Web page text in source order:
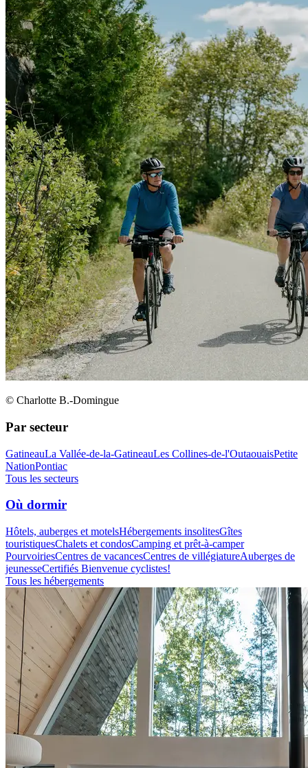
© Charlotte B.-Domingue
Par secteur
GatineauLa Vallée-de-la-GatineauLes Collines-de-l'OutaouaisPetite
NationPontiac
Tous les secteurs
Où dormir
Hôtels, auberges et motelsHébergements insolitesGîtes
touristiquesChalets et condosCamping et prêt-à-camper
PourvoiriesCentres de vacancesCentres de villégiatureAuberges de
jeunesseCertifiés Bienvenue cyclistes!
Tous les hébergements